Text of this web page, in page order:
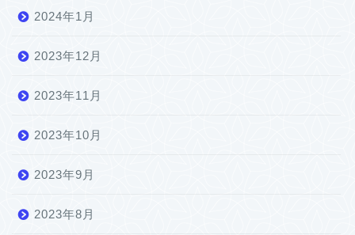
2024年1月
2023年12月
2023年11月
2023年10月
2023年9月
2023年8月